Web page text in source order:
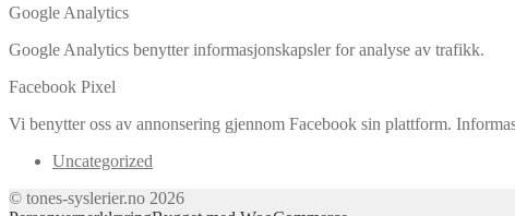
Google Analytics
Google Analytics benytter informasjonskapsler for analyse av trafikk.
Facebook Pixel
Vi benytter oss av annonsering gjennom Facebook sin plattform.
Uncategorized
© tones-syslerier.no 2026